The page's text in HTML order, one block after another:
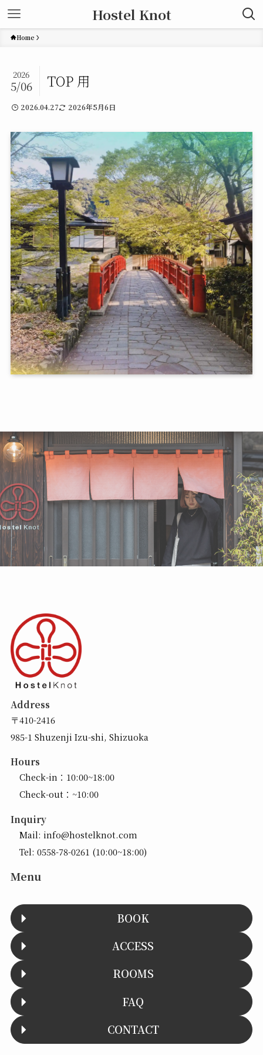
Hostel Knot
Home
TOP 用
2026
5/06
2026.04.27 2026年5月6日
Address
〒410-2416
985-1 Shuzenji Izu-shi, Shizuoka
Hours
Check-in：10:00~18:00
Check-out：~10:00
Inquiry
Mail: info@hostelknot.com
Tel: 0558-78-0261 (10:00~18:00)
Menu
BOOK
ACCESS
ROOMS
FAQ
CONTACT